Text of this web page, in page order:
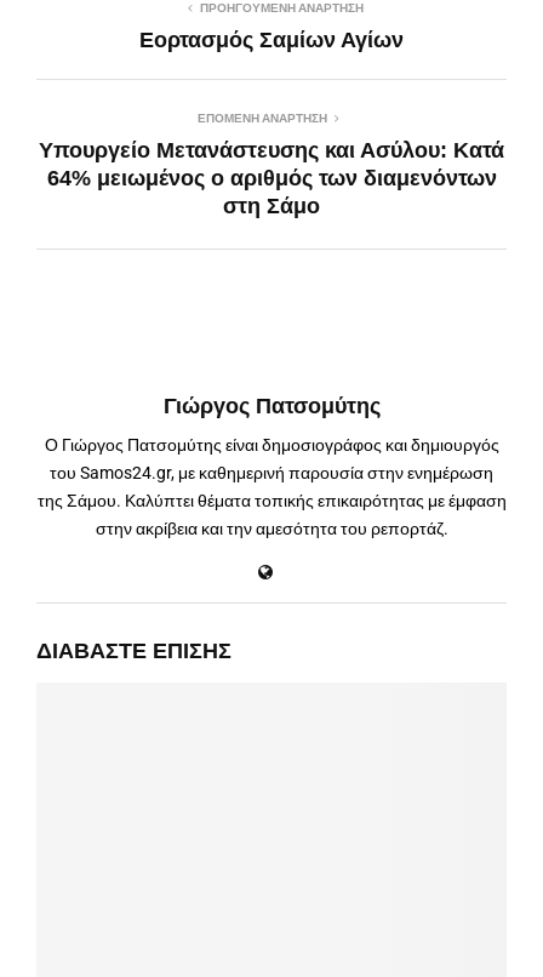
ΠΡΟΗΓΟΎΜΕΝΗ ΑΝΆΡΤΗΣΗ
Εορτασμός Σαμίων Αγίων
ΕΠΌΜΕΝΗ ΑΝΆΡΤΗΣΗ
Υπουργείο Μετανάστευσης και Ασύλου: Kατά
64% μειωμένος ο αριθμός των διαμενόντων
στη Σάμο
Γιώργος Πατσομύτης
Ο Γιώργος Πατσομύτης είναι δημοσιογράφος και δημιουργός
του Samos24.gr, με καθημερινή παρουσία στην ενημέρωση
της Σάμου. Καλύπτει θέματα τοπικής επικαιρότητας με έμφαση
στην ακρίβεια και την αμεσότητα του ρεπορτάζ.
ΔΙΑΒΆΣΤΕ ΕΠΊΣΗΣ